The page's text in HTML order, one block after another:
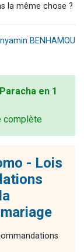
la même chose ?
BENHAMOU
en 1
complète
- Lois